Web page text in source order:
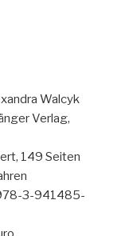
Walcyk
Verlag,
149 Seiten
3-941485-